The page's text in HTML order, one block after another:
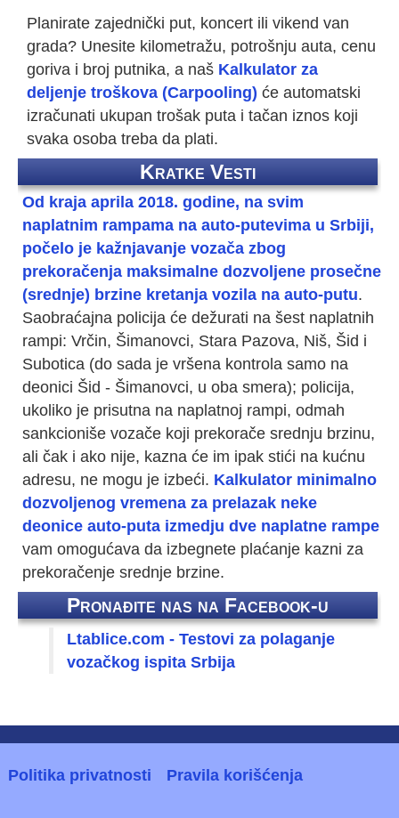
Planirate zajednički put, koncert ili vikend van
grada? Unesite kilometražu, potrošnju auta, cenu
goriva i broj putnika, a naš Kalkulator za
deljenje troškova (Carpooling) će automatski
izračunati ukupan trošak puta i tačan iznos koji
svaka osoba treba da plati.
Kratke Vesti
Od kraja aprila 2018. godine, na svim
naplatnim rampama na auto-putevima u Srbiji,
počelo je kažnjavanje vozača zbog
prekoračenja maksimalne dozvoljene prosečne
(srednje) brzine kretanja vozila na auto-putu.
Saobraćajna policija će dežurati na šest naplatnih
rampi: Vrčin, Šimanovci, Stara Pazova, Niš, Šid i
Subotica (do sada je vršena kontrola samo na
deonici Šid - Šimanovci, u oba smera); policija,
ukoliko je prisutna na naplatnoj rampi, odmah
sankcioniše vozače koji prekorače srednju brzinu,
ali čak i ako nije, kazna će im ipak stići na kućnu
adresu, ne mogu je izbeći. Kalkulator minimalno
dozvoljenog vremena za prelazak neke
deonice auto-puta izmedju dve naplatne rampe
vam omogućava da izbegnete plaćanje kazni za
prekoračenje srednje brzine.
Pronađite nas na Facebook-u
Ltablice.com - Testovi za polaganje
vozačkog ispita Srbija
Politika privatnosti Pravila korišćenja